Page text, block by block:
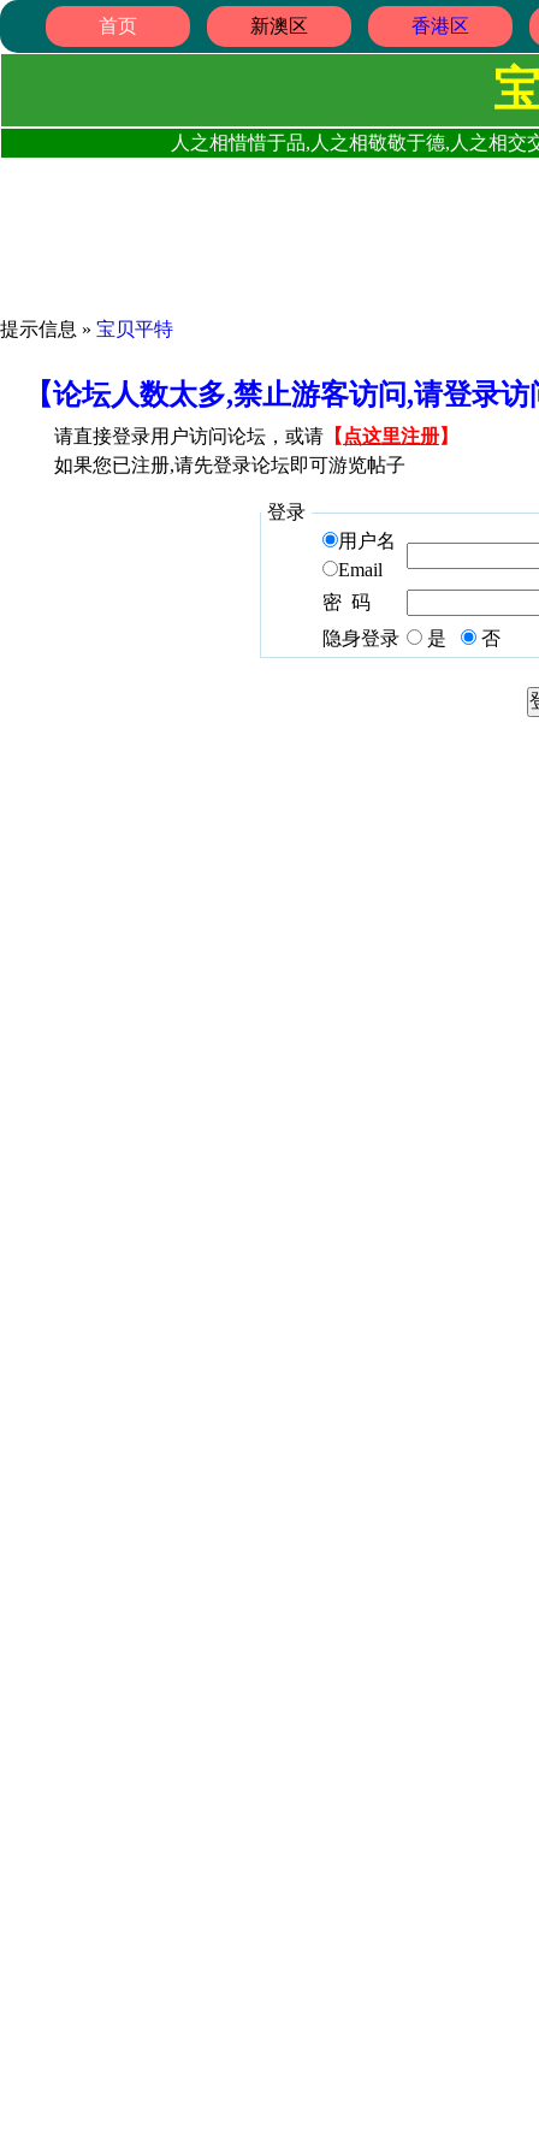
首页 新澳区 香港区
人之相惜惜于品,人之相敬敬于德,人之相
提示信息 » 宝贝平特
【论坛人数太多,禁止游客访问,请登录
请直接登录用户访问论坛，或请 【 点这里注册】
如果您已注册,请先登录论坛即可游览帖子
登录
用户名
Email
密 码
隐身登录
是 否